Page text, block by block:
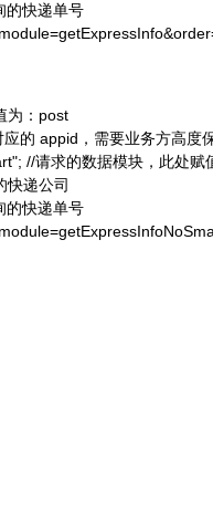
的快递单号
为：post
的 appid，需要业务方高度
//请求的数据模块，此处赋
快递公司
的快递单号